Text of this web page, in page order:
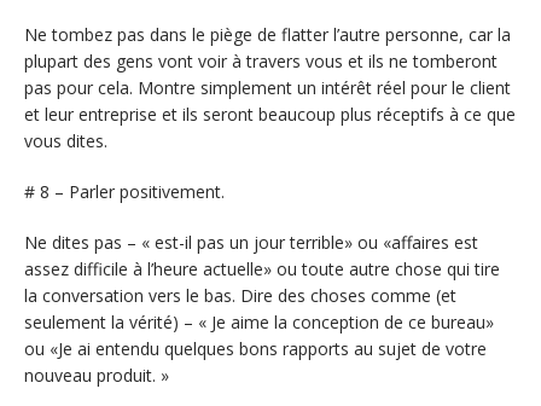
Ne tombez pas dans le piège de flatter l’autre personne, car la
plupart des gens vont voir à travers vous et ils ne tomberont
pas pour cela. Montre simplement un intérêt réel pour le client
et leur entreprise et ils seront beaucoup plus réceptifs à ce que
vous dites.
# 8 – Parler positivement.
Ne dites pas – « est-il pas un jour terrible» ou «affaires est
assez difficile à l’heure actuelle» ou toute autre chose qui tire
la conversation vers le bas. Dire des choses comme (et
seulement la vérité) – « Je aime la conception de ce bureau»
ou «Je ai entendu quelques bons rapports au sujet de votre
nouveau produit. »